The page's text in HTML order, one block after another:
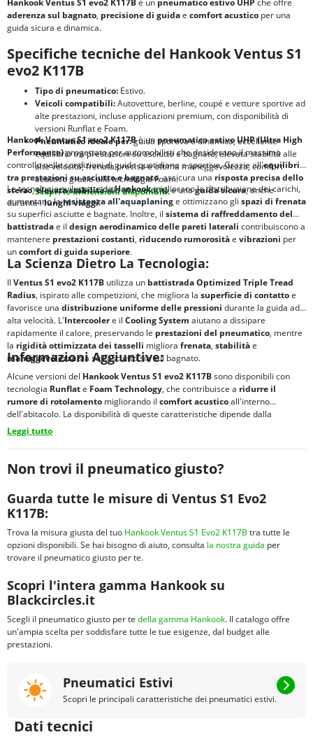
Hankook Ventus S1 evo2 K117Bè un pneumatico estivo UHP che offre
aderenza sul bagnato, precisione di guidae comfort acustico per una
guida sicura e dinamica.
Specifiche tecniche del Hankook Ventus S1
evo2 K117B
Tipo di pneumatico: Estivo.
Veicoli compatibili:Autovetture, berline, coupé e vetture sportive ad
alte prestazioni, incluse applicazioni premium, con disponibilità di
versioni Runflat e Foam.
Pneumatico ideale per:guida sportiva e dinamica; eccellente
equilibrio tra prestazioni su asciutto e bagnato; elevata stabilità alle
alte velocità; frenata precisa e ottima maneggevolezza; comfort
acustico grazie alla tecnologia Foam.
Scopri le dimensioni disponibili.
Hankook Ventus S1 evo2 K117Bè unpneumatico estivo UHP (Ultra High
Performance)progettato per automobilisti che desiderano il massimo
controllo nelle condizioni di guida quotidiane e sportive. Grazie all'equilibrio
tra prestazioni su asciutto e bagnato, assicura una risposta precisa dello
sterzo,elevata stabilitàalle alte velocità e unaguida sicura, anche
durante ilunghi viaggi.
Le tecnologie sviluppate daHankookmigliorano la distribuzione dei carichi,
aumentano laresistenza all'aquaplaninge ottimizzano gli spazi di frenata
su superfici asciutte e bagnate. Inoltre, il sistema di raffreddamento del
battistradae il design aerodinamico delle pareti laterali contribuiscono a
mantenere prestazioni costanti, riducendo rumorositàe vibrazioni per
uncomfort di guida superiore.
La Scienza Dietro La Tecnologia:
Il Ventus S1 evo2 K117B utilizza un battistrada Optimized Triple Tread
Radius, ispirato alle competizioni, che migliora la superficie di contattoe
favorisce una distribuzione uniforme delle pressioni durante la guida ad
alta velocità. L'Intercoolere il Cooling System aiutano a dissipare
rapidamente il calore, preservando le prestazioni del pneumatico, mentre
la rigidità ottimizzata dei tasselli migliora frenata, stabilitàe
maneggevolezzasia sull'asciutto sia sul bagnato.
Informazioni Aggiuntive:
Alcune versioni del Hankook Ventus S1 evo2 K117Bsono disponibili con
tecnologia Runflate Foam Technology, che contribuisce a ridurre il
rumore di rotolamento migliorando il comfort acusticoall'interno
dell'abitacolo. La disponibilità di queste caratteristiche dipende dalla
specifica misura del pneumatico.
Leggi tutto
Non trovi il pneumatico giusto?
Guarda tutte le misure di Ventus S1 Evo2
K117B:
Trova la misura giusta del tuo Hankook Ventus S1 Evo2 K117B tra tutte le
opzioni disponibili. Se hai bisogno di aiuto, consulta la nostra guida per
trovare il pneumatico giusto per te.
Scopri l'intera gamma Hankook su
Blackcircles.it
Scegli il pneumatico giusto per te della gamma Hankook. Il catalogo offre
un'ampia scelta per soddisfare tutte le tue esigenze, dal budget alle
prestazioni.
Pneumatici Estivi
Scopri le principali caratteristiche dei pneumatici estivi.
Dati tecnici